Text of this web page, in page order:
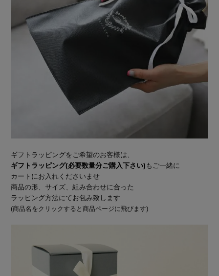
ギフトラッピングをご希望のお客様は、
ギフトラッピング(必要数量分ご購入下さい)もご一緒に
カートにお入れくださいませ
商品の形、サイズ、組み合わせに合った
ラッピング方法にてお包み致します
(商品名をクリックすると商品ページに飛びます)